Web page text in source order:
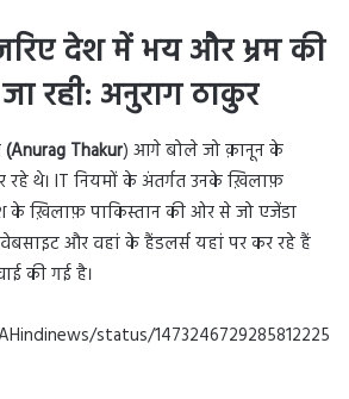
देश में भय और भ्रम की
रही: अनुराग ठाकुर
(Anurag Thakur) आगे बोले जो क़ानून के
रहे थे। IT नियमों के अंतर्गत उनके ख़िलाफ़
के ख़िलाफ़ पाकिस्तान की ओर से जो एजेंडा
और वहां के हैंडलर्स यहां पर कर रहे हैं
की गई है।
status/1473246729285812225